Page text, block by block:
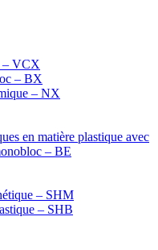
– VCX
– BX
– NX
en matière plastique avec
– BE
– SHM
– SHB